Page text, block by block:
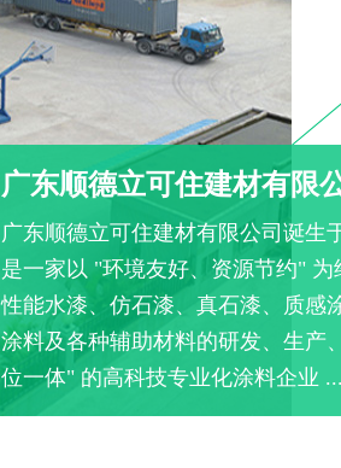
广东顺德立可住建材有限
广东顺德立可住建材有限公司诞生
是一家以 "环境友好、资源节约"
性能水漆、仿石漆、真石漆、质感
涂料及各种辅助材料的研发、生产
位一体" 的高科技专业化涂料企业